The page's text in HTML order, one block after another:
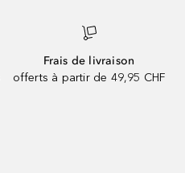
Frais de livraison
offerts à partir de 49,95 CHF